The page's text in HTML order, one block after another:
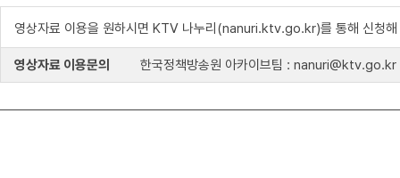
영상자료 이용을 원하시면 KTV 나누리(nanuri.ktv.go.kr)를 통해 신청해
영상자료 이용문의 한국정책방송원 아카이브팀 : nanuri@ktv.go.kr